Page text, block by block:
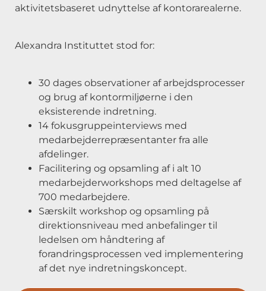
aktivitetsbaseret udnyttelse af kontorarealerne.
Alexandra Instituttet stod for:
30 dages observationer af arbejdsprocesser
og brug af kontormiljøerne i den
eksisterende indretning.
14 fokusgruppeinterviews med
medarbejderrepræsentanter fra alle
afdelinger.
Facilitering og opsamling af i alt 10
medarbejderworkshops med deltagelse af
700 medarbejdere.
Særskilt workshop og opsamling på
direktionsniveau med anbefalinger til
ledelsen om håndtering af
forandringsprocessen ved implementering
af det nye indretningskoncept.